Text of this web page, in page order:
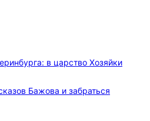
в царство Хозяйки
Бажова и забраться